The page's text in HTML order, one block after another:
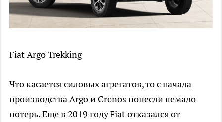
Fiat Argo Trekking
Что касается силовых агрегатов, то с начала
производства Argo и Cronos понесли немало
потерь. Еще в 2019 году Fiat отказался от